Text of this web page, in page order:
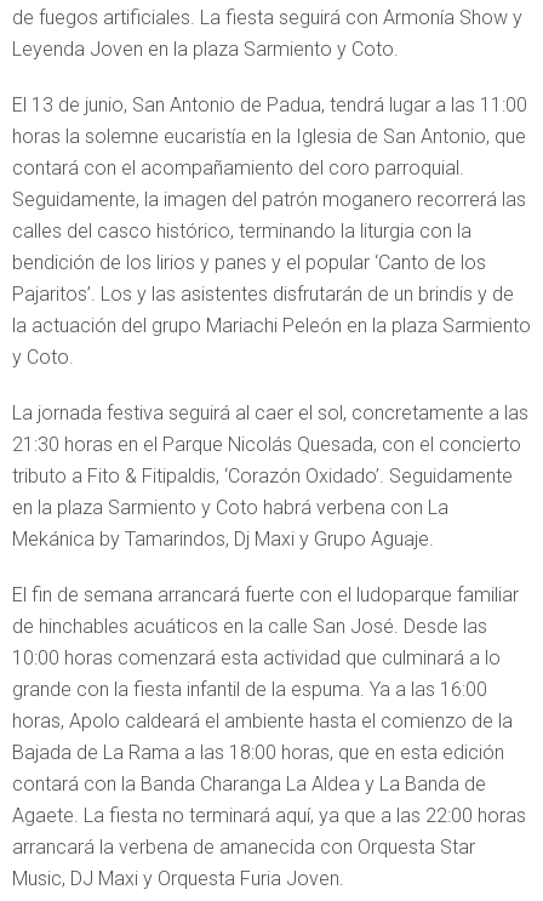
de fuegos artificiales. La fiesta seguirá con Armonía Show y
Leyenda Joven en la plaza Sarmiento y Coto.
El 13 de junio, San Antonio de Padua, tendrá lugar a las 11:00
horas la solemne eucaristía en la Iglesia de San Antonio, que
contará con el acompañamiento del coro parroquial.
Seguidamente, la imagen del patrón moganero recorrerá las
calles del casco histórico, terminando la liturgia con la
bendición de los lirios y panes y el popular ‘Canto de los
Pajaritos’. Los y las asistentes disfrutarán de un brindis y de
la actuación del grupo Mariachi Peleón en la plaza Sarmiento
y Coto.
La jornada festiva seguirá al caer el sol, concretamente a las
21:30 horas en el Parque Nicolás Quesada, con el concierto
tributo a Fito & Fitipaldis, ‘Corazón Oxidado’. Seguidamente
en la plaza Sarmiento y Coto habrá verbena con La
Mekánica by Tamarindos, Dj Maxi y Grupo Aguaje.
El fin de semana arrancará fuerte con el ludoparque familiar
de hinchables acuáticos en la calle San José. Desde las
10:00 horas comenzará esta actividad que culminará a lo
grande con la fiesta infantil de la espuma. Ya a las 16:00
horas, Apolo caldeará el ambiente hasta el comienzo de la
Bajada de La Rama a las 18:00 horas, que en esta edición
contará con la Banda Charanga La Aldea y La Banda de
Agaete. La fiesta no terminará aquí, ya que a las 22:00 horas
arrancará la verbena de amanecida con Orquesta Star
Music, DJ Maxi y Orquesta Furia Joven.